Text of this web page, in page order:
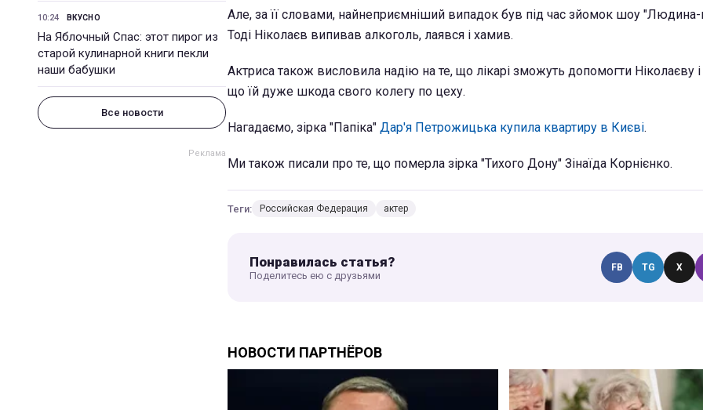
10:24 ВКУСНО
На Яблочный Спас: этот пирог из
старой кулинарной книги пекли
наши бабушки
Все новости
Але, за її словами, найнеприємніший випадок був під час зйомок шоу
Тоді Ніколаєв випивав алкоголь, лаявся і хамив.
Актриса також висловила надію на те, що лікарі зможуть допомогти Ніколаєву і
що їй дуже шкода свого колегу по цеху.
Нагадаємо, зірка "Папіка" Дар'я Петрожицька купила квартиру в Києві.
Ми також писали про те, що померла зірка "Тихого Дону" Зінаїда Корнієнко.
Теги: Российская Федерация актер
Понравилась статья?
Поделитесь ею с друзьями
FB TG X